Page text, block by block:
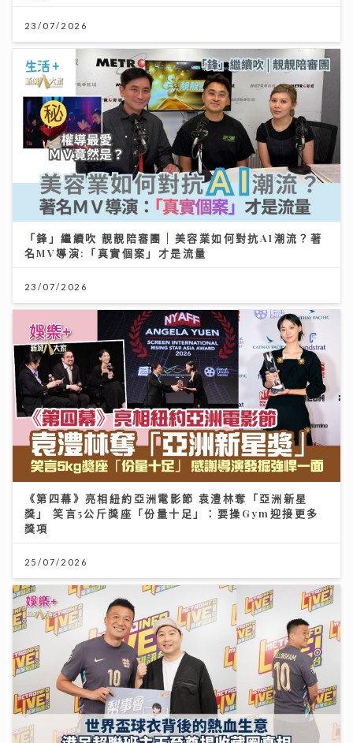
23/07/2026
「鋒」繼續吹 靚靚陪審團 | 美容業如何對抗AI潮流？著
名MV導演:「真實個案」才是流量
23/07/2026
《第四幕》亮相紐約亞洲電影節 袁澧林奪「亞洲新星
獎」 笑言5公斤獎座「份量十足」：要操Gym迎接更多
獎項
25/07/2026